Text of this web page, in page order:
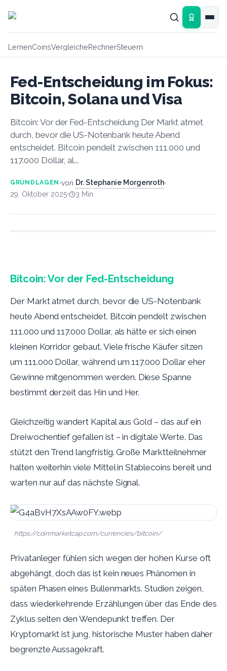
LernenCoinsVergleicheRechnerSteuern
Fed-Entscheidung im Fokus:
Bitcoin, Solana und Visa
Bitcoin: Vor der Fed-Entscheidung Der Markt atmet
durch, bevor die US-Notenbank heute Abend
entscheidet. Bitcoin pendelt zwischen 111.000 und
117.000 Dollar, al...
GRUNDLAGEN von Dr. Stephanie Morgenroth
29. Oktober 2025
3 Min.
Bitcoin: Vor der Fed-Entscheidung
Der Markt atmet durch, bevor die US-Notenbank
heute Abend entscheidet. Bitcoin pendelt zwischen
111.000 und 117.000 Dollar, als hätte er sich einen
kleinen Korridor gebaut. Viele frische Käufer sitzen
um 111.000 Dollar, während um 117.000 Dollar eher
Gewinne mitgenommen werden. Diese Spanne
bestimmt derzeit das Hin und Her.
Gleichzeitig wandert Kapital aus Gold – das auf ein
Dreiwochentief gefallen ist – in digitale Werte. Das
stützt den Trend langfristig. Große Marktteilnehmer
halten weiterhin viele Mittel in Stablecoins bereit und
warten nur auf das nächste Signal.
https://coinmarketcap.com/currencies/bitcoin/
Privatanleger fühlen sich wegen der hohen Kurse oft
abgehängt, doch das ist kein neues Phänomen in
späten Phasen eines Bullenmarkts. Studien zeigen,
dass wiederkehrende Erzählungen über das Ende des
Zyklus selten den Wendepunkt treffen. Der
Kryptomarkt ist jung, historische Muster haben daher
begrenzte Aussagekraft.